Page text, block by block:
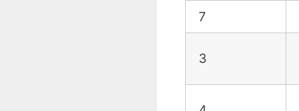
7
3